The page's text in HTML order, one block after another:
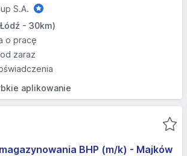
S.A.
- 30km)
o pracę
zaraz
aplikowanie
BHP (m/k) - Majków